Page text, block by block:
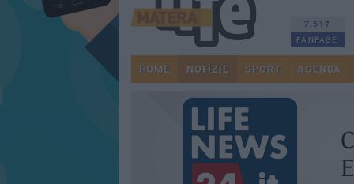
7.517
FANPAGE
HOME NOTIZIE SPORT AGENDA